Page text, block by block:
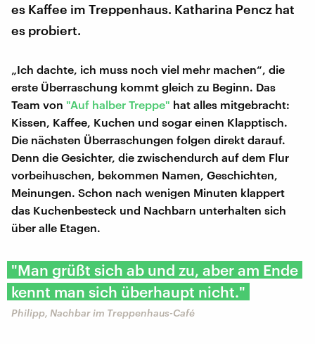
es Kaffee im Treppenhaus. Katharina Pencz hat
es probiert.
„Ich dachte, ich muss noch viel mehr machen“, die
erste Überraschung kommt gleich zu Beginn. Das
Team von "Auf halber Treppe" hat alles mitgebracht:
Kissen, Kaffee, Kuchen und sogar einen Klapptisch.
Die nächsten Überraschungen folgen direkt darauf.
Denn die Gesichter, die zwischendurch auf dem Flur
vorbeihuschen, bekommen Namen, Geschichten,
Meinungen. Schon nach wenigen Minuten klappert
das Kuchenbesteck und Nachbarn unterhalten sich
über alle Etagen.
"Man grüßt sich ab und zu, aber am Ende
kennt man sich überhaupt nicht."
Philipp, Nachbar im Treppenhaus-Café